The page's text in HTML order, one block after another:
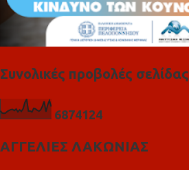
Συνολικές προβολές σελίδας
6874124
ΑΓΓΕΛΙΕΣ ΛΑΚΩΝΙΑΣ